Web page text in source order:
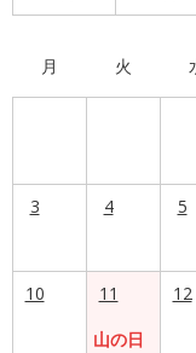
月 火
3 4 5
10
11
山の日
12